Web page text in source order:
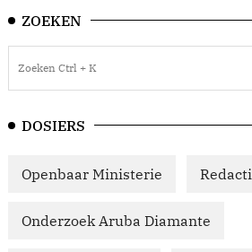
ZOEKEN
DOSIERS
Openbaar Ministerie
Onderzoek Aruba Diamante